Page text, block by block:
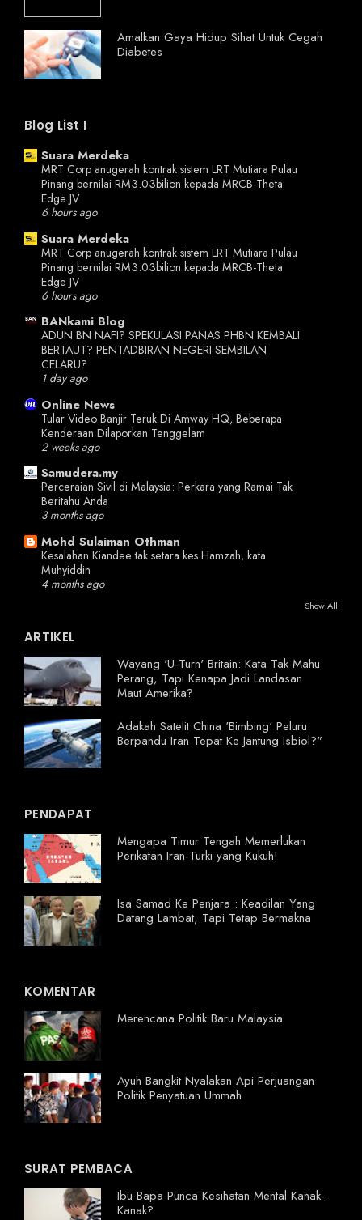
Amalkan Gaya Hidup Sihat Untuk Cegah
Diabetes
Blog List I
Suara Merdeka
MRT Corp anugerah kontrak sistem LRT Mutiara Pulau
Pinang bernilai RM3.03 ​​bilion kepada MRCB-Theta
Edge JV
6 hours ago
Suara Merdeka
MRT Corp anugerah kontrak sistem LRT Mutiara Pulau
Pinang bernilai RM3.03 ​​bilion kepada MRCB-Theta
Edge JV
6 hours ago
BANkami Blog
ADUN BN NAFI? SPEKULASI PANAS PHBN KEMBALI
BERTAUT? PENTADBIRAN NEGERI SEMBILAN
CELARU?
1 day ago
Online News
Tular Video Banjir Teruk Di Amway HQ, Beberapa
Kenderaan Dilaporkan Tenggelam
2 weeks ago
Samudera.my
Perceraian Sivil di Malaysia: Perkara yang Ramai Tak
Beritahu Anda
3 months ago
Mohd Sulaiman Othman
Kesalahan Kiandee tak setara kes Hamzah, kata
Muhyiddin
4 months ago
Show All
ARTIKEL
Wayang 'U-Turn' Britain: Kata Tak Mahu
Perang, Tapi Kenapa Jadi Landasan
Maut Amerika?
Adakah Satelit China 'Bimbing' Peluru
Berpandu Iran Tepat Ke Jantung Isbiol?"
PENDAPAT
Mengapa Timur Tengah Memerlukan
Perikatan Iran-Turki yang Kukuh!
Isa Samad Ke Penjara : Keadilan Yang
Datang Lambat, Tapi Tetap Bermakna
KOMENTAR
Merencana Politik Baru Malaysia
Ayuh Bangkit Nyalakan Api Perjuangan
Politik Penyatuan Ummah
SURAT PEMBACA
Ibu Bapa Punca Kesihatan Mental Kanak-
Kanak?